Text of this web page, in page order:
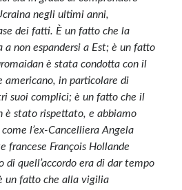
negli ultimi anni,
dei fatti. È un fatto che la
a non espandersi a Est; è un fatto
è stata condotta con il
americano, in particolare di
suoi complici; è un fatto che il
è stato rispettato, e abbiamo
l’ex-Cancelliera Angela
francese François Hollande
di quell’accordo era di dar tempo
un fatto che alla vigilia